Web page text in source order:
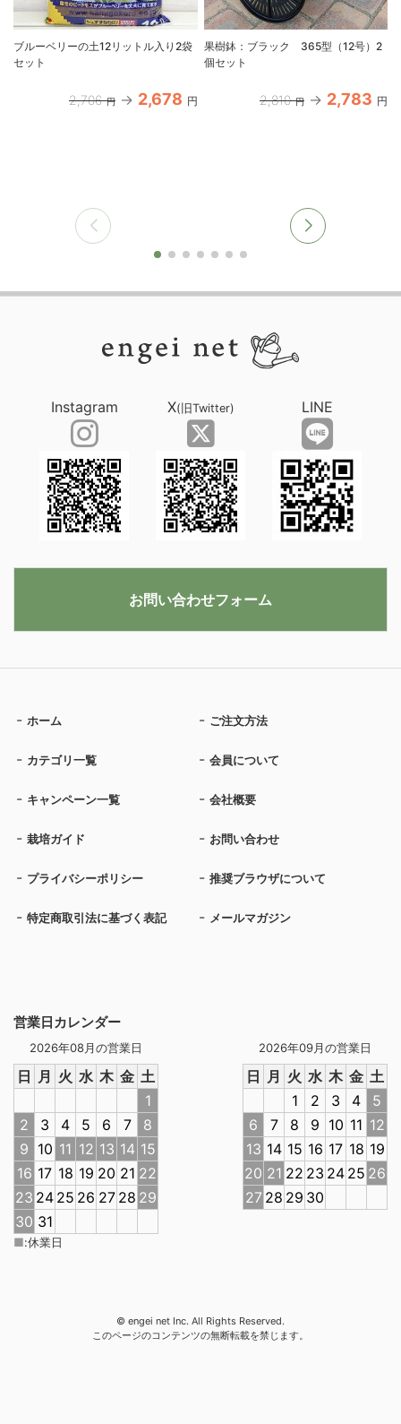
ブルーベリーの土12リットル入り2袋
セット
2,706 円 2,678 円
果樹鉢：ブラック 365型（12号）2
個セット
2,810 円 2,783 円
営業日カレンダー
2026年08月の営業日
日 月 火 水 木 金 土
1
2
3 4 5 6 7
8
9 10 11 12 13 14 15
16 17 18 19 20 21 22
23 24 25 26 27 28 29
30 31
2026年09月の営業日
日 月 火 水 木 金 土
1
2 3 4
5
6
7 8 9 10 11 12
13 14 15 16 17 18 19
20 21 22 23 24 25 26
27 28 29 30
■:休業日
ホーム ご注文方法
カテゴリ一覧 会員について
キャンペーン一覧 会社概要
栽培ガイド お問い合わせ
プライバシーポリシー 推奨ブラウザについて
特定商取引法に基づく表記 メールマガジン
Instagram X(旧Twitter) LINE
お問い合わせフォーム
© engei net Inc. All Rights Reserved.
このページのコンテンツの無断転載を禁じます。